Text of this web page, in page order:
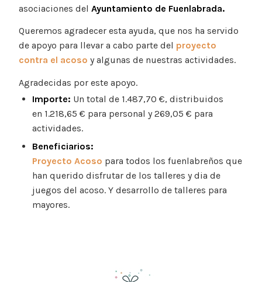
asociaciones del Ayuntamiento de Fuenlabrada.
Queremos agradecer esta ayuda, que nos ha servido
de apoyo para llevar a cabo parte del proyecto
contra el acoso y algunas de nuestras actividades.
Agradecidas por este apoyo.
Importe: Un total de 1.487,70 €, distribuidos
en 1.218,65 € para personal y 269,05 € para
actividades.
Beneficiarios:
Proyecto Acoso para todos los fuenlabreños que
han querido disfrutar de los talleres y dia de
juegos del acoso. Y desarrollo de talleres para
mayores.